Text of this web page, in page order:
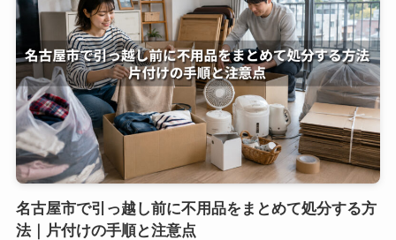
名古屋市で引っ越し前に不用品をまとめて処分する方
法｜片付けの手順と注意点